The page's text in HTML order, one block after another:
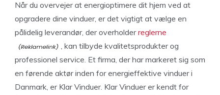
Når du overvejer at energioptimere dit hjem ved at
opgradere dine vinduer, er det vigtigt at vælge en
pålidelig leverandør, der overholderreglerne
, kan tilbyde kvalitetsprodukter og
professionel service. Et firma, der har markeret sig som
en førende aktør inden for energieffektive vinduer i
Danmark, er Klar Vinduer. Klar Vinduer er kendt for